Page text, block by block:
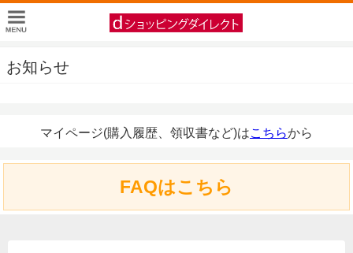
お知らせ
マイページ(購入履歴、領収書など)はこちらから
FAQはこちら